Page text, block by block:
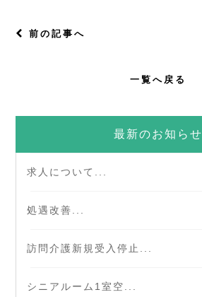
前の記事へ
一覧へ戻る
最新のお知らせ
求人について...
処遇改善...
訪問介護新規受入停止...
シニアルーム1室空...